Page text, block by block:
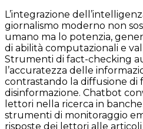
L’integrazione
giornalismo moderno non
umano ma lo potenzia,
di abilità computazionali e
Strumenti di fact-checking
l’accuratezza delle
contrastando la diffusione di
disinformazione. Chatbot
lettori nella ricerca in
strumenti di monitoraggio
risposte dei lettori alle